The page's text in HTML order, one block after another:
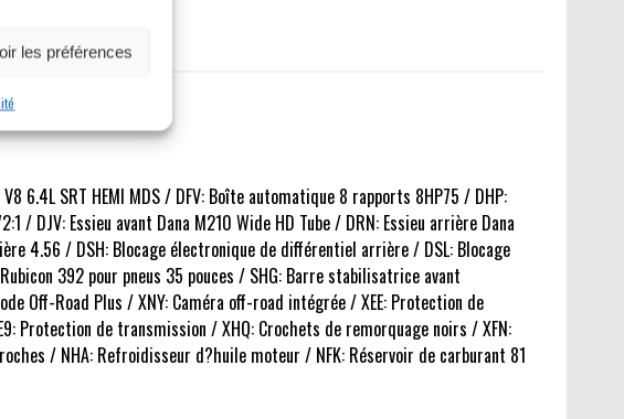
les préférences
Description
6.4L SRT HEMI MDS / DFV: Boîte automatique 8 rapports 8HP75 / DHP:
/ DJV: Essieu avant Dana M210 Wide HD Tube / DRN: Essieu arrière Dana
4.56 / DSH: Blocage électronique de différentiel arrière / DSL: Blocage
392 pour pneus 35 pouces / SHG: Barre stabilisatrice avant
Off-Road Plus / XNY: Caméra off-road intégrée / XEE: Protection de
Protection de transmission / XHQ: Crochets de remorquage noirs / XFN:
/ NHA: Refroidisseur d?huile moteur / NFK: Réservoir de carburant 81